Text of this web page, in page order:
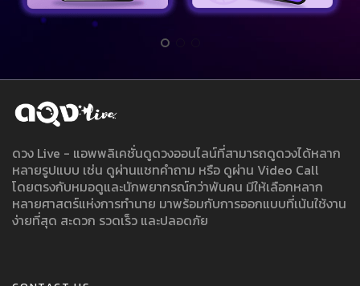
ดวง Live - แอพพลิเคชั่นดูดวงออนไลน์ที่สามารถดูดวงได้หลาก
หลายรูปแบบ เช่น ดูผ่านแชทคำถาม หรือ ดูผ่าน Video Call
โดยตรงกับหมอดูและนักพยากรณ์กว่าพันคน มีให้เลือกหลาก
หลายศาสตร์แห่งการทำนาย มาพร้อมกับการออกแบบที่เน้นใช้งาน
ง่ายที่สุด สะดวก รวดเร็ว และปลอดภัย